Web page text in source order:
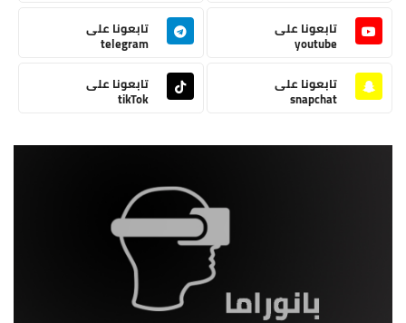
تابعونا على
youtube
تابعونا على
telegram
تابعونا على
snapchat
تابعونا على
tikTok